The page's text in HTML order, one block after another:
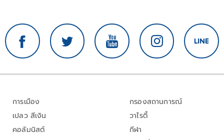
การเมือง
เปลว สีเงิน
คอลัมนิสต์
กรองสถานการณ์
วาไรตี้
กีฬา